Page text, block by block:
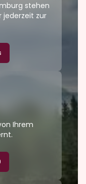
stehen
jederzeit zur
Ihrem